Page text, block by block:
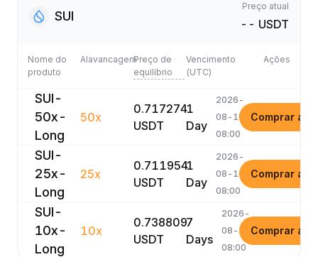
SUI
Preço atual
-- USDT
Nome do
produto
AlavancagemPreço de
equilíbrio
Vencimento
(UTC)
Ações
SUI-
50x-
Long
50x
0.717274
USDT
1
Day
2026-
08-10
08:00
Comprar
SUI-
25x-
Long
25x
0.711954
USDT
1
Day
2026-
08-10
08:00
Comprar
SUI-
10x-
Long
10x
0.738809
USDT
7
Days
2026-
08-16
08:00
Comprar